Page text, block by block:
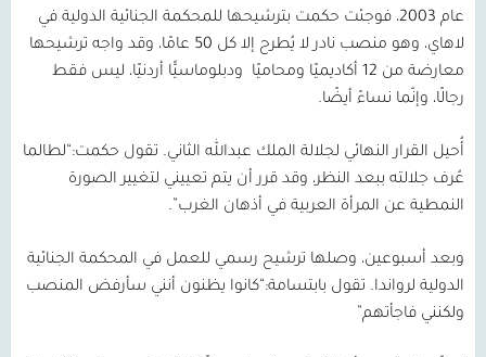
عام 2003، فوجئت حكمت بترشيحها للمحكمة الجنائية الدولية في
لاهاي، وهو منصب نادر لا يُطرح إلا كل 50 عامًا، وقد واجه ترشيحها
معارضة من
أكاديميًا ومحاميًا
ودبلوماسيًّا أردنيًا، ليس فقط
رجالًا، وإنّما نساءً أيضًا.
أُحيل القرار النهائي لجلالة الملك عبدالله الثاني. تقول حكمت:“لطالما
عُرف جلالته ببعد النظر، وقد قرر أن يتم تعييني لتغيير الصورة
النمطية عن المرأة العربية في أذهان الغرب”.
وبعد أسبوعين، وصلها ترشيح رسمي للعمل في المحكمة الجنائية
الدولية لرواندا. تقول بابتسامة:“كانوا يظنون أنني سأرفض المنصب
ولكنني فاجأتهم”